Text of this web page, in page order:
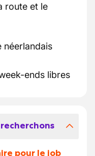
route et le
néerlandais
ends libres
pour le job